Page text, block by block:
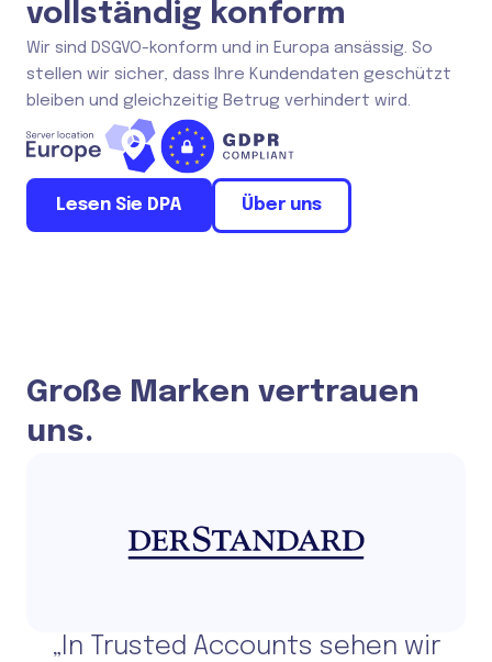
vollständig konform
Wir sind DSGVO-konform und in Europa ansässig. So
stellen wir sicher, dass Ihre Kundendaten geschützt
bleiben und gleichzeitig Betrug verhindert wird.
Lesen Sie DPA Über uns
Große Marken vertrauen
uns.
„In Trusted Accounts sehen wir